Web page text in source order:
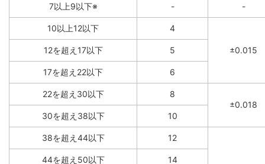
7以上9以下※ - -
10以上12以下 4
±0.015
12を超え17以下 5
17を超え22以下 6
22を超え30以下
8
±0.018
30を超え38以下
10
38を超え44以下 12
44を超え50以下 14